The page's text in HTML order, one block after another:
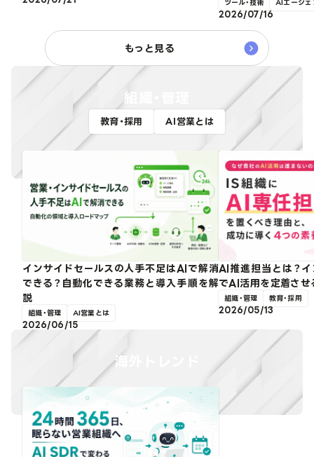
ツール・技術 AIエージェ
2026/07/16
もっと見る
組織・管理
教育・採用 AI営業とは
インサイドセールスの人手不足はAIで解消
できる？自動化できる業務と導入手順を解
説
組織・管理 AI営業とは
2026/06/15
AI推進担当とは？
でAI活用を定着させ
組織・管理 教育・採用
2026/05/13
海外トレンド